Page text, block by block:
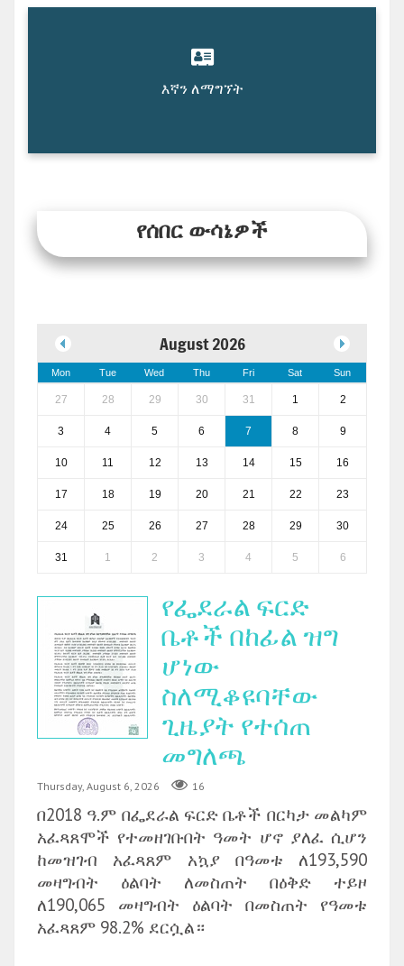
እኛን ለማግኘት
የሰበር ውሳኔዎች
August 2026
Mon Tue Wed Thu Fri Sat Sun
27 28 29 30 31 1 2
3 4 5 6 7 8 9
10 11 12 13 14 15 16
17 18 19 20 21 22 23
24 25 26 27 28 29 30
31 1 2 3 4 5 6
የፌደራል ፍርድ
ቤቶች በከፊል ዝግ
ሆነው
ስለሚቆዩባቸው
ጊዜያት የተሰጠ
መግለጫ
Thursday, August 6, 2026 16
በ2018 ዓ.ም በፌደራል ፍርድ ቤቶች በርካታ መልካም
አፈጻጸሞች የተመዘገቡበት ዓመት ሆኖ ያለፈ ሲሆን
ከመዝገብ አፈጻጸም አኳያ በዓመቱ ለ193,590
መዛግብት ዕልባት ለመስጠት በዕቅድ ተይዞ
ለ190,065 መዛግብት ዕልባት በመስጠት የዓመቱ
አፈጻጸም 98.2% ደርሷል።